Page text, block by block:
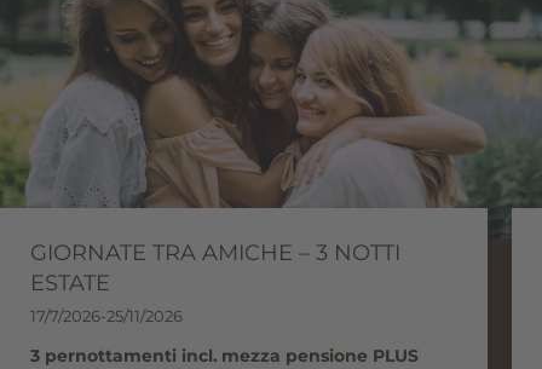
GIORNATE TRA AMICHE – 3 NOTTI
ESTATE
17/7/2026-25/11/2026
3 pernottamenti incl. mezza pensione PLUS